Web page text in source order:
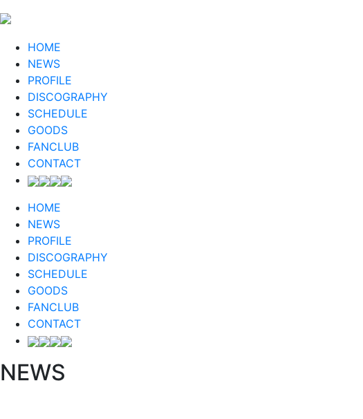
HOME
NEWS
PROFILE
DISCOGRAPHY
SCHEDULE
GOODS
FANCLUB
CONTACT
HOME
NEWS
PROFILE
DISCOGRAPHY
SCHEDULE
GOODS
FANCLUB
CONTACT
NEWS